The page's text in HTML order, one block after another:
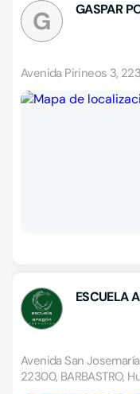
G GASPAR
Avenida Pirineos 3,
ESCUELA
Avenida San
22300, BARBASTRO,